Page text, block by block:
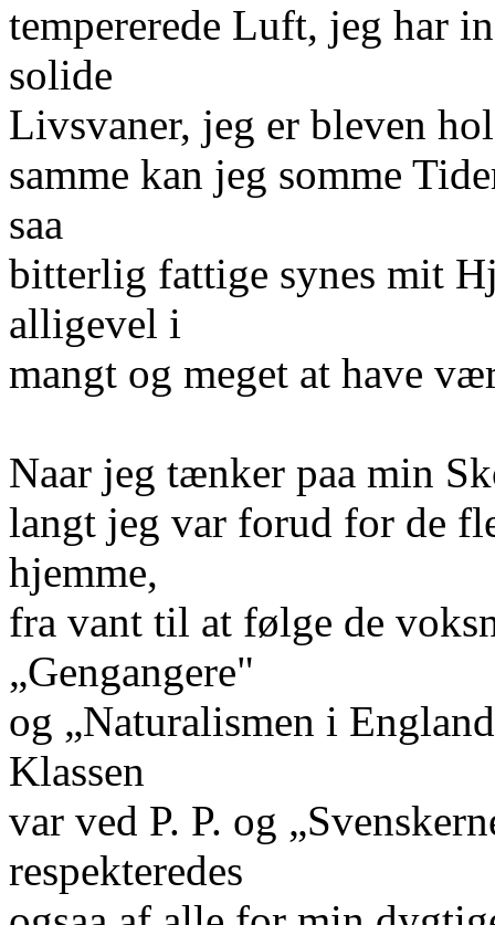
tempererede Luft, jeg har
solide
Livsvaner, jeg er bleven
samme kan jeg somme
saa
bitterlig fattige synes mit
alligevel i
mangt og meget at have
Naar jeg tænker paa min
langt jeg var forud for de
hjemme,
fra vant til at følge de
„Gengangere"
og „Naturalismen i
Klassen
var ved P. P. og
respekteredes